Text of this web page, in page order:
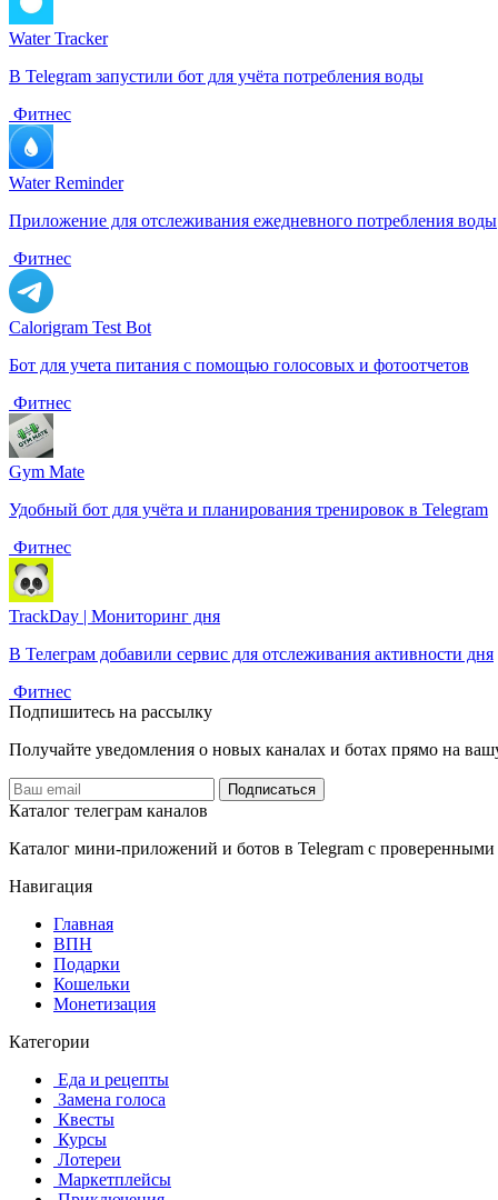
Water Tracker
В Telegram запустили бот для учёта потребления воды
️ Фитнес
Water Reminder
Приложение для отслеживания ежедневного потребления воды
️ Фитнес
Calorigram Test Bot
Бот для учета питания с помощью голосовых и фотоотчетов
️ Фитнес
Gym Mate
Удобный бот для учёта и планирования тренировок в Telegram
️ Фитнес
TrackDay | Мониторинг дня
В Телеграм добавили сервис для отслеживания активности дня
️ Фитнес
Подпишитесь на рассылку
Получайте уведомления о новых каналах и ботаx прямо на
Подписаться
Каталог телеграм каналов
Каталог мини-приложений и ботов в Telegram с
Навигация
Главная
️ВПН
Подарки
Кошельки
Монетизация
Категории
️ ️Еда и рецепты
️ Замена голоса
️ Квесты
‍ Курсы
️ Лотереи
️ Маркетплейсы